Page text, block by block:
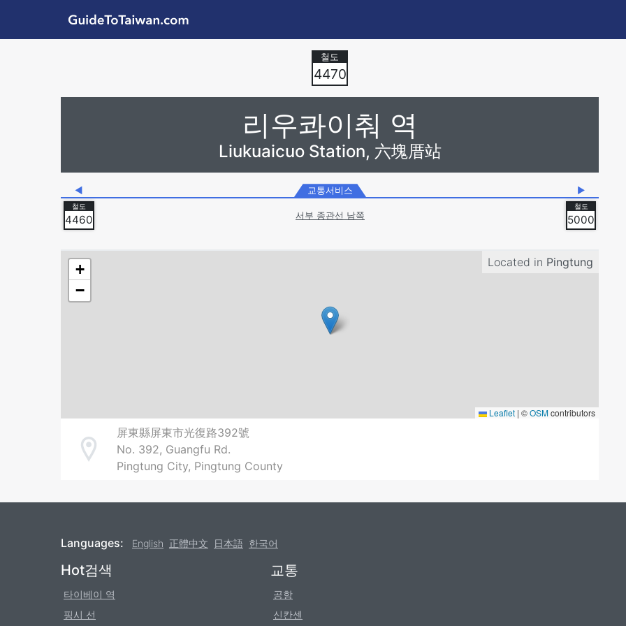
GuideToTaiwan.com
4470
리우콰이춰 역
Liukuaicuo Station, 六塊厝站
◀ 교통서비스 ▶
4460 서부 종관선 남쪽 5000
Located in Pingtung
+
−
Leaflet | ©OSMcontributors
Address
屏東縣屏東市光復路392號
No. 392, Guangfu Rd.
Pingtung City, Pingtung County
Languages: English 正體中文 日本語 한국어
Footer
Hot검색
타이베이 역
핑시 선
교통
공항
신칸센